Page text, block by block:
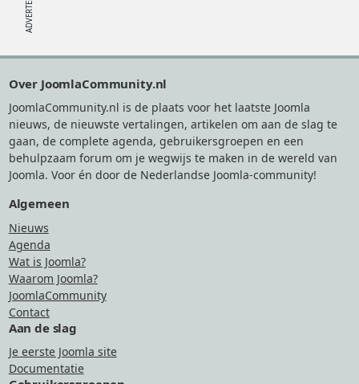
Over JoomlaCommunity.nl
JoomlaCommunity.nl is de plaats voor het laatste Joomla
nieuws, de nieuwste vertalingen, artikelen om aan de slag te
gaan, de complete agenda, gebruikersgroepen en een
behulpzaam forum om je wegwijs te maken in de wereld van
Joomla. Voor én door de Nederlandse Joomla-community!
Algemeen
Nieuws
Agenda
Wat is Joomla?
Waarom Joomla?
JoomlaCommunity
Contact
Aan de slag
Je eerste Joomla site
Documentatie